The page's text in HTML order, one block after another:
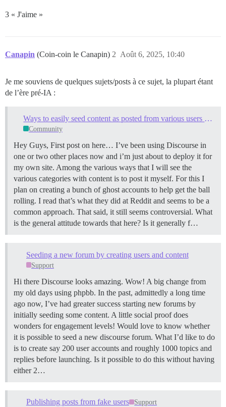
3 « J'aime »
Canapin (Coin-coin le Canapin) Août 6, 2025, 10:40
2
Je me souviens de quelques sujets/posts à ce sujet, la plupart étant
de l’ère pré-IA :
Ways to easily seed content as posted from various users (startup)
Community
Hey Guys, First post on here… I’ve been using Discourse in
one or two other places now and i’m just about to deploy it for
my own site. Among the various ways that I will see the
various categories with content is to post it myself. For this I
plan on creating a bunch of ghost accounts to help get the ball
rolling. I read that’s what they did at Reddit and seems to be a
common approach. That said, it still seems controversial. What
is the general attitude towards that here? Is it generally f…
Seeding a new forum by creating users and content
Support
Hi there Discourse looks amazing. Wow! A big change from
my old days using phpbb. In the past, admittedly a long time
ago now, I’ve had greater success starting new forums by
initially seeding some content. A little social proof does
wonders for engagement levels! Would love to know whether
it is possible to seed a new discourse forum. What I’d like to do
is to create say 200 user accounts and roughly 1000 topics and
replies before launching. Is it possible to do this without having
either 2…
Publishing posts from fake users Support